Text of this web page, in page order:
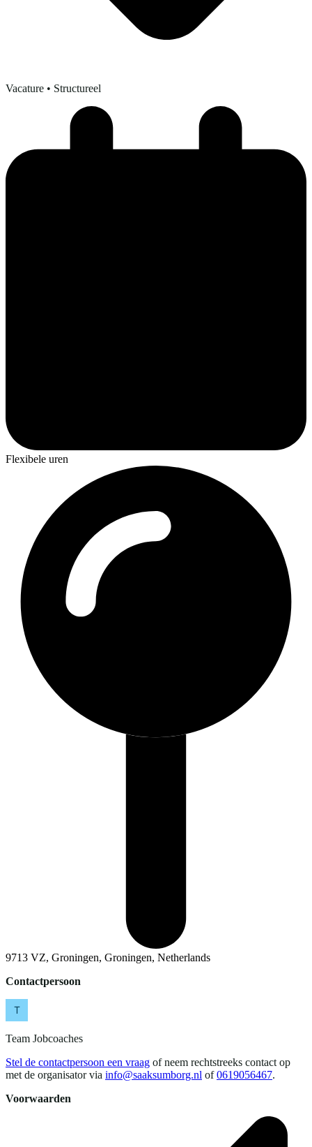
Vacature • Structureel
Flexibele uren
9713 VZ, Groningen, Groningen, Netherlands
Contactpersoon
Team Jobcoaches
Stel de contactpersoon een vraag of neem rechtstreeks contact op
met de organisator via info@saaksumborg.nl of 0619056467.
Voorwaarden